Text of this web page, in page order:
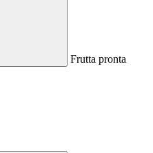
Frutta pronta